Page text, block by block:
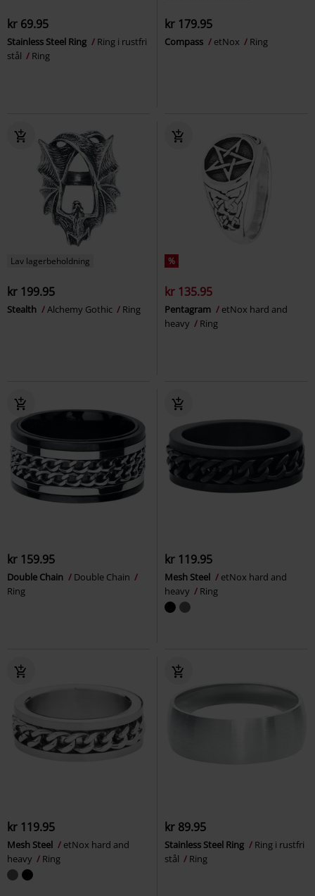
kr 69.95
Stainless Steel Ring
Ring i rustfri
stål
Ring
kr 179.95
Compass etNox Ring
Lav lagerbeholdning
kr 199.95
Stealth Alchemy Gothic Ring
%
kr 135.95
Pentagram
etNox hard and
heavy
Ring
kr 159.95
Double Chain
Double Chain
Ring
kr 119.95
Mesh Steel
etNox hard and
heavy
Ring
kr 119.95
Mesh Steel
etNox hard and
heavy
Ring
kr 89.95
Stainless Steel Ring
Ring i rustfri
stål
Ring